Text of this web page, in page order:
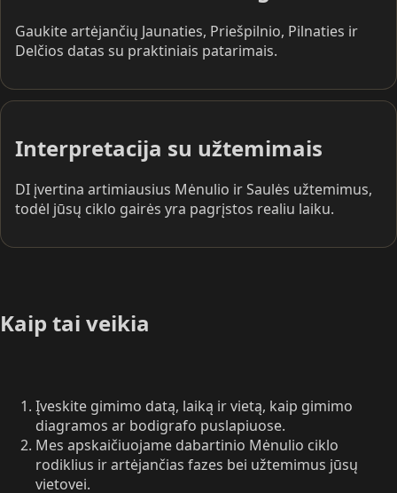
Gaukite artėjančių Jaunaties, Priešpilnio, Pilnaties ir
Delčios datas su praktiniais patarimais.
Interpretacija su užtemimais
DI įvertina artimiausius Mėnulio ir Saulės užtemimus,
todėl jūsų ciklo gairės yra pagrįstos realiu laiku.
Kaip tai veikia
Įveskite gimimo datą, laiką ir vietą, kaip gimimo
diagramos ar bodigrafo puslapiuose.
Mes apskaičiuojame dabartinio Mėnulio ciklo
rodiklius ir artėjančias fazes bei užtemimus jūsų
vietovei.